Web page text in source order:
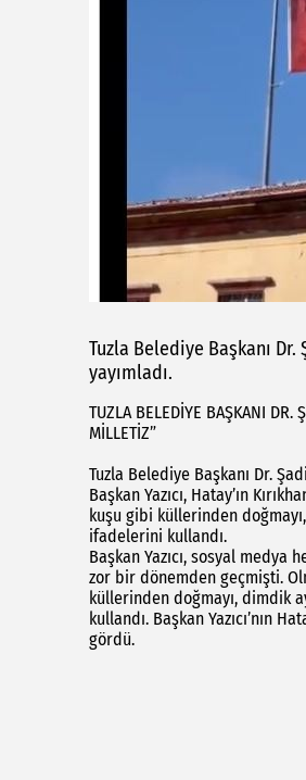
Tuzla Belediye Başkanı Dr.
yayımladı.
TUZLA BELEDİYE BAŞKANI DR.
MİLLETİZ”
Tuzla Belediye Başkanı Dr.
Başkan Yazıcı, Hatay’ın
kuşu gibi küllerinden
ifadelerini kullandı.
Başkan Yazıcı, sosyal medya
zor bir dönemden geçmişti.
küllerinden doğmayı, dimdik
kullandı. Başkan Yazıcı’nın
gördü.